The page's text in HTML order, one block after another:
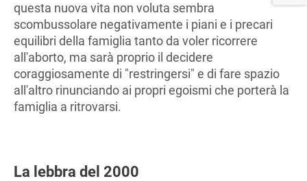
questa nuova vita non voluta sembra
scombussolare negativamente i piani e i precari
equilibri della famiglia tanto da voler ricorrere
all'aborto, ma sarà proprio il decidere
coraggiosamente di "restringersi" e di fare spazio
all'altro rinunciando ai propri egoismi che porterà la
famiglia a ritrovarsi.
La lebbra del 2000